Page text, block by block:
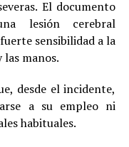
El documento
lesión cerebral
sensibilidad a la
las manos.
desde el incidente,
a su empleo ni
habituales.